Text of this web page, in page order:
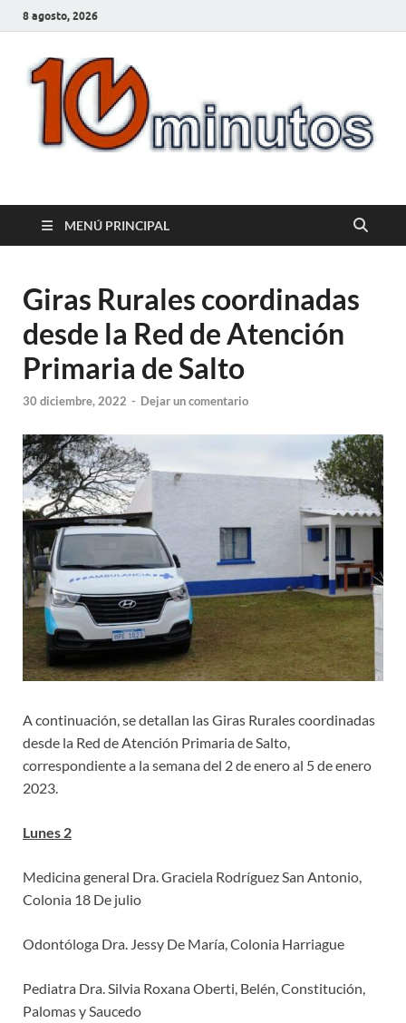
8 agosto, 2026
10minutos.com.uy
MENÚ PRINCIPAL
Giras Rurales coordinadas
desde la Red de Atención
Primaria de Salto
30 diciembre, 2022 - Dejar un comentario
A continuación, se detallan las Giras Rurales coordinadas
desde la Red de Atención Primaria de Salto,
correspondiente a la semana del 2 de enero al 5 de enero
2023.
Lunes 2
Medicina general Dra. Graciela Rodríguez San Antonio,
Colonia 18 De julio
Odontóloga Dra. Jessy De María, Colonia Harriague
Pediatra Dra. Silvia Roxana Oberti, Belén, Constitución,
Palomas y Saucedo